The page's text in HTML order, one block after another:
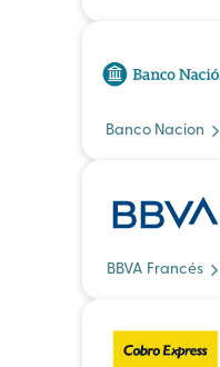
Banco Nacion
BBVA Francés